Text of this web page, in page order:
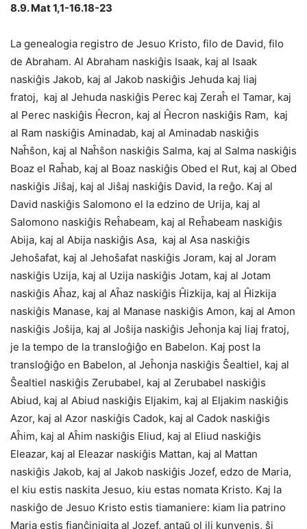
8.9. Mat 1,1-16.18-23
La genealogia registro de Jesuo Kristo, filo de David, filo
de Abraham. Al Abraham naskiĝis Isaak, kaj al Isaak
naskiĝis Jakob, kaj al Jakob naskiĝis Jehuda kaj liaj
fratoj, kaj al Jehuda naskiĝis Perec kaj Zeraĥ el Tamar, kaj
al Perec naskiĝis Ĥecron, kaj al Ĥecron naskiĝis Ram, kaj
al Ram naskiĝis Aminadab, kaj al Aminadab naskiĝis
Naĥŝon, kaj al Naĥŝon naskiĝis Salma, kaj al Salma naskiĝis
Boaz el Raĥab, kaj al Boaz naskiĝis Obed el Rut, kaj al Obed
naskiĝis Jiŝaj, kaj al Jiŝaj naskiĝis David, la reĝo. Kaj al
David naskiĝis Salomono el la edzino de Urija, kaj al
Salomono naskiĝis Reĥabeam, kaj al Reĥabeam naskiĝis
Abija, kaj al Abija naskiĝis Asa, kaj al Asa naskiĝis
Jehoŝafat, kaj al Jehoŝafat naskiĝis Joram, kaj al Joram
naskiĝis Uzija, kaj al Uzija naskiĝis Jotam, kaj al Jotam
naskiĝis Aĥaz, kaj al Aĥaz naskiĝis Ĥizkija, kaj al Ĥizkija
naskiĝis Manase, kaj al Manase naskiĝis Amon, kaj al Amon
naskiĝis Joŝija, kaj al Joŝija naskiĝis Jeĥonja kaj liaj fratoj,
je la tempo de la transloĝiĝo en Babelon. Kaj post la
transloĝiĝo en Babelon, al Jeĥonja naskiĝis Ŝealtiel, kaj al
Ŝealtiel naskiĝis Zerubabel, kaj al Zerubabel naskiĝis
Abiud, kaj al Abiud naskiĝis Eljakim, kaj al Eljakim naskiĝis
Azor, kaj al Azor naskiĝis Cadok, kaj al Cadok naskiĝis
Aĥim, kaj al Aĥim naskiĝis Eliud, kaj al Eliud naskiĝis
Eleazar, kaj al Eleazar naskiĝis Mattan, kaj al Mattan
naskiĝis Jakob, kaj al Jakob naskiĝis Jozef, edzo de Maria,
el kiu estis naskita Jesuo, kiu estas nomata Kristo. Kaj la
naskiĝo de Jesuo Kristo estis tiamaniere: kiam lia patrino
Maria estis fianĉinigita al Jozef, antaŭ ol ili kunvenis, ŝi